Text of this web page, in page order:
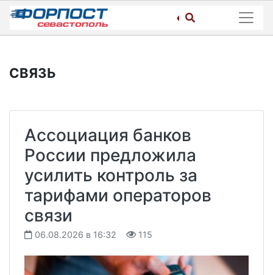
Skip
content
СВЯЗЬ
Ассоциация банков
России предложила
усилить контроль за
тарифами операторов
связи
06.08.2026 в 16:32 115